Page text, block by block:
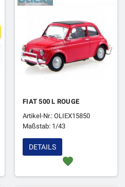
FIAT 500 L ROUGE
Artikel-Nr.: OLIEX15850
Maßstab: 1/43
favorite
DETAILS